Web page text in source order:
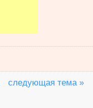
следующая тема »